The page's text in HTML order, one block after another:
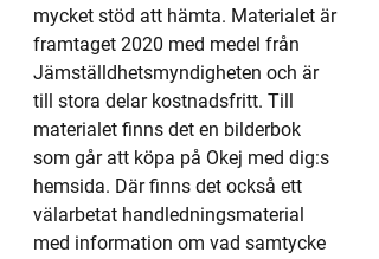
mycket stöd att hämta. Materialet är
framtaget 2020 med medel från
Jämställdhetsmyndigheten och är
till stora delar kostnadsfritt. Till
materialet finns det en bilderbok
som går att köpa på Okej med dig:s
hemsida. Där finns det också ett
välarbetat handledningsmaterial
med information om vad samtycke